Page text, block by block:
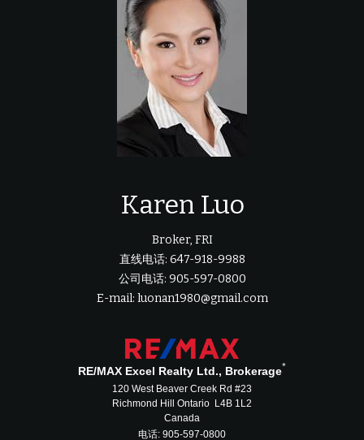
Karen Luo
Broker, FRI
直线电话: 647-918-9988
公司电话: 905-597-0800
E-mail: luonan1980@gmail.com
RE/MAX Excel Realty Ltd., Brokerage*
120 West Beaver Creek Rd #23
Richmond Hill Ontario L4B 1L2
Canada
电话: 905-597-0800